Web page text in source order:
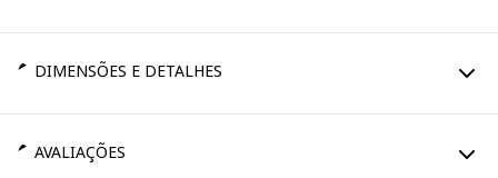
DIMENSÕES E DETALHES
AVALIAÇÕES